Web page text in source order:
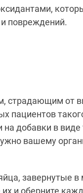
и повреждений.
страдающим от
пациентов
добавки в виде
вашему
завернутые в
их и оберните